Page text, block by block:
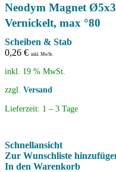
Neodym Magnet
Vernickelt, max °80
Scheiben & Stab
0,26 € inkl. MwSt.
inkl. 19 % MwSt.
zzgl. Versand
Lieferzeit: 1 – 3 Tage
Schnellansicht
Zur Wunschliste
In den Warenkorb